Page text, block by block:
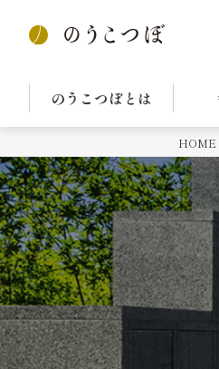
のうこつぼとは
HOME